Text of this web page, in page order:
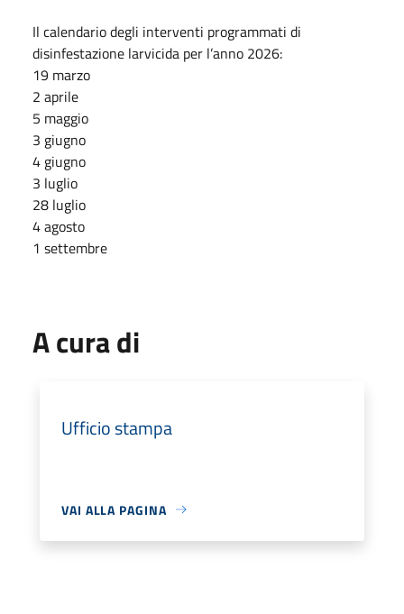
Il calendario degli interventi programmati di
disinfestazione larvicida per l’anno 2026:
19 marzo
2 aprile
5 maggio
3 giugno
4 giugno
3 luglio
28 luglio
4 agosto
1 settembre
A cura di
Ufficio stampa
VAI ALLA PAGINA